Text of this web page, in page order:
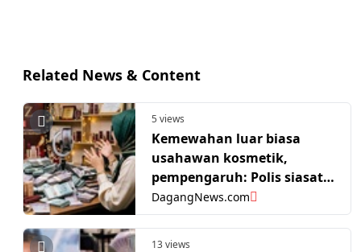
Related News & Content
5 views
Kemewahan luar biasa
usahawan kosmetik,
pempengaruh: Polis siasat
kemungkinan pengubahan
wang haram
DagangNews.com
13 views